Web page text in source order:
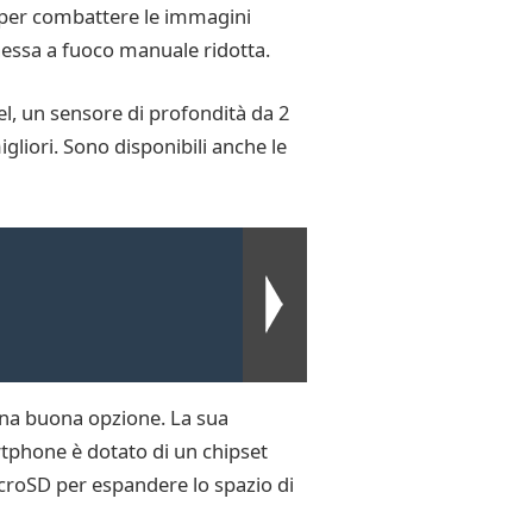
combattere le immagini
a fuoco manuale ridotta.
un sensore di profondità da 2
Sono disponibili anche le
buona opzione. La sua
è dotato di un chipset
per espandere lo spazio di